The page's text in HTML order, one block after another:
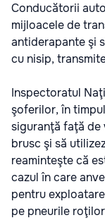
Conducătorii
mijloacele de
antiderapante şi
cu nisip,
Inspectoratul
şoferilor, în
siguranţă faţă de
brusc şi să
reaminteşte că
cazul în care
pentru
pe pneurile